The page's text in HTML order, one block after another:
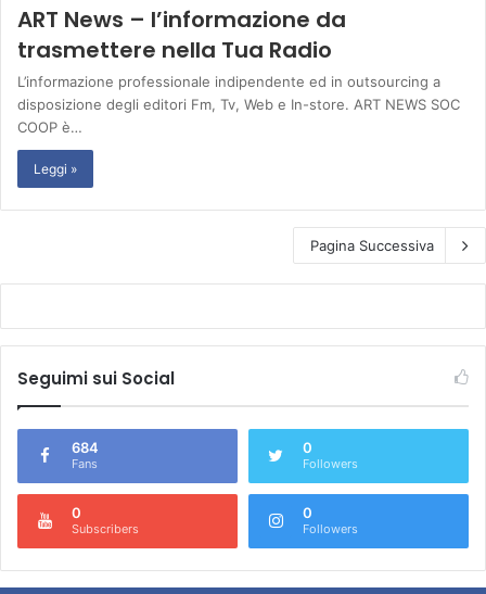
ART News – l’informazione da
trasmettere nella Tua Radio
L’informazione professionale indipendente ed in outsourcing a
disposizione degli editori Fm, Tv, Web e In-store. ART NEWS SOC
COOP è…
Leggi »
Pagina Successiva
Seguimi sui Social
684
Fans
0
Followers
0
Subscribers
0
Followers